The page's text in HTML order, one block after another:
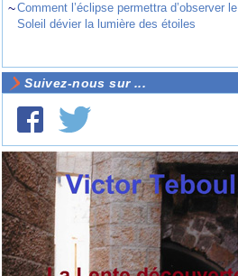
~Comment l’éclipse permettra d’observer le
Soleil dévier la lumière des étoiles
Suivez-nous sur ...